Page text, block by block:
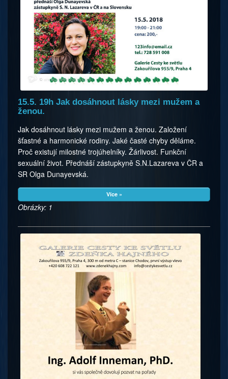
15.5. 19h Jak dosáhnout lásky mezi mužem a
ženou.
Jak dosáhnout lásky mezi mužem a ženou. Založení
šťastné a harmonické rodiny. Jaké časté chyby děláme.
Proč existují milostné trojúhelníky. Žárlivost. Funkční
sexuální život. Přednáší zástupkyně S.N.Lazareva v ČR a
SR Olga Dunayevská.
Více »
Obrázky: 1